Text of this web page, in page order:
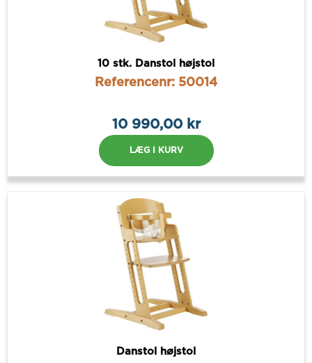
10 stk. Danstol højstol
Referencenr: 50014
10 990,00 kr
LÆG I KURV
Danstol højstol